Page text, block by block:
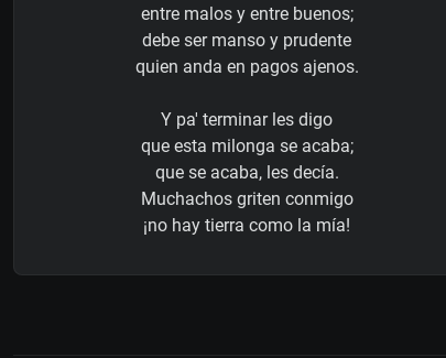
entre malos y entre buenos;
debe ser manso y prudente
quien anda en pagos ajenos.
Y pa' terminar les digo
que esta milonga se acaba;
que se acaba, les decía.
Muchachos griten conmigo
¡no hay tierra como la mía!